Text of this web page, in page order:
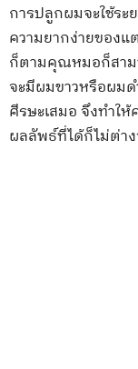
การปลูกผมจะใช้ระ
ความยากง่ายของแ
ก็ตามคุณหมอก็สาม
จะมีผมขาวหรือผม
ศีรษะเสมอ จึงทำใ
ผลลัพธ์ที่ได้ก็ไม่ต่า